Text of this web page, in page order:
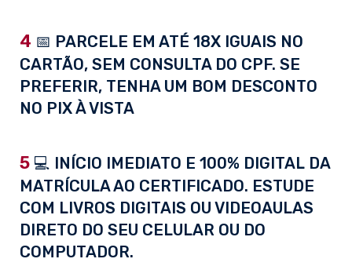
4 📅 PARCELE EM ATÉ 18X IGUAIS NO
CARTÃO, SEM CONSULTA DO CPF. SE
PREFERIR, TENHA UM BOM DESCONTO
NO PIX À VISTA
5 💻 INÍCIO IMEDIATO E 100% DIGITAL DA
MATRÍCULA AO CERTIFICADO. ESTUDE
COM LIVROS DIGITAIS OU VIDEOAULAS
DIRETO DO SEU CELULAR OU DO
COMPUTADOR.